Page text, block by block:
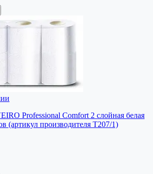
Professional Comfort 2 слойная белая
(артикул производителя Т207/1)